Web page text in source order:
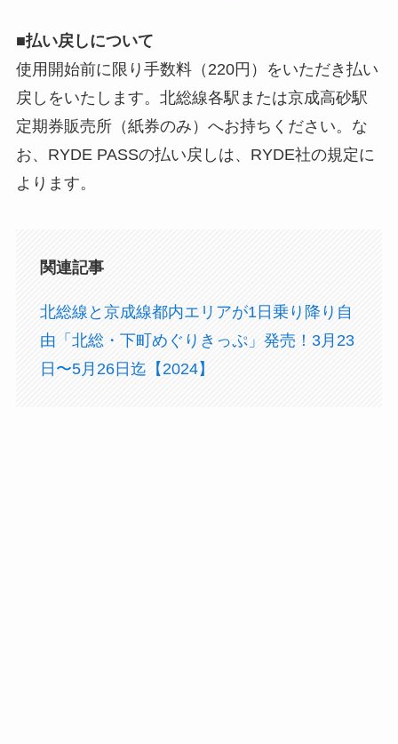
■払い戻しについて
使用開始前に限り手数料（220円）をいただき払い
戻しをいたします。北総線各駅または京成高砂駅
定期券販売所（紙券のみ）へお持ちください。な
お、RYDE PASSの払い戻しは、RYDE社の規定に
よります。
関連記事
北総線と京成線都内エリアが1日乗り降り自
由「北総・下町めぐりきっぷ」発売！3月23
日〜5月26日迄【2024】